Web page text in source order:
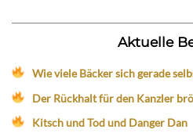
Aktuelle
Wie viele Bäcker sich gerade
Der Rückhalt für den Kanzler
Kitsch und Tod und Danger Dan